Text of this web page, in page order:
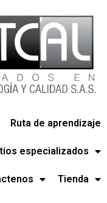
Ruta de aprendizaje
especializados
Tienda